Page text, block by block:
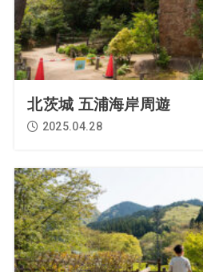
北茨城 五浦海岸周遊
2025.04.28